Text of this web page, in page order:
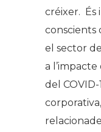
créixer. És
conscients
el sector
a l’impacte
del